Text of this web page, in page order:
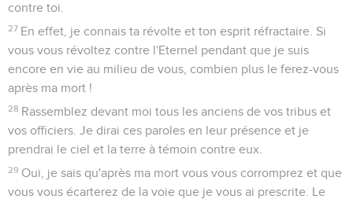
contre toi.
27 En effet, je connais ta révolte et ton esprit réfractaire. Si
vous vous révoltez contre l'Eternel pendant que je suis
encore en vie au milieu de vous, combien plus le ferez-vous
après ma mort !
28 Rassemblez devant moi tous les anciens de vos tribus et
vos officiers. Je dirai ces paroles en leur présence et je
prendrai le ciel et la terre à témoin contre eux.
29 Oui, je sais qu'après ma mort vous vous corromprez et que
vous vous écarterez de la voie que je vous ai prescrite. Le